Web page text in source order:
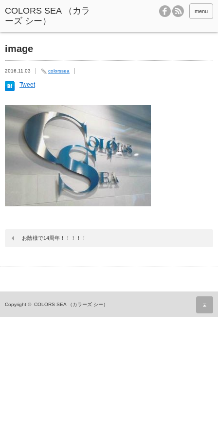
menu
image
2016.11.03 colorssea
Tweet
お陰様で14周年！！！！！
Copyright © COLORS SEA （カラーズ シー）